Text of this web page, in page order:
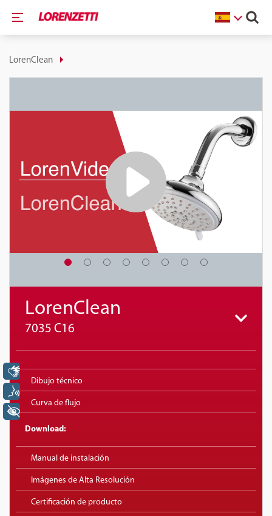
LorenClean
LorenClean
7035 C16
Dibujo técnico
Curva de flujo
Download:
Manual de instalación
Imágenes de Alta Resolución
Certificación de producto
Libras
Voz
+ Acessibilidade